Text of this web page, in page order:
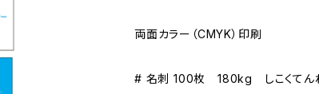
両面カラー（CMYK）印刷
# 名刺 100枚 180kg しこくてん